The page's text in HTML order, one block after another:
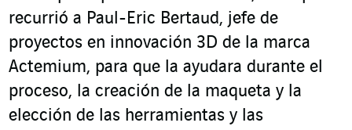
recurrió a Paul-Eric Bertaud, jefe de
proyectos en innovación 3D de la marca
Actemium, para que la ayudara durante el
proceso, la creación de la maqueta y la
elección de las herramientas y las